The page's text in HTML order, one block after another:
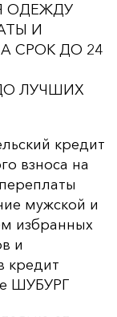
ОДЕЖДУ
И
СРОК ДО 24
ЛУЧШИХ
кредит
взноса на
мужской и
избранных
и
кредит
ШУБУРГ